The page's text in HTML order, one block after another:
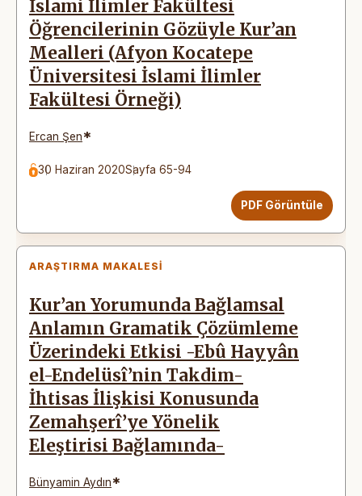
İslami İlimler Fakültesi
Öğrencilerinin Gözüyle Kur’an
Mealleri (Afyon Kocatepe
Üniversitesi İslami İlimler
Fakültesi Örneği)
Ercan Şen*
30 Haziran 2020Sayfa 65-94
PDF Görüntüle
ARAŞTIRMA MAKALESI
Kur’an Yorumunda Bağlamsal
Anlamın Gramatik Çözümleme
Üzerindeki Etkisi -Ebû Hayyân
el-Endelüsî’nin Takdim-
İhtisas İlişkisi Konusunda
Zemahşerî’ye Yönelik
Eleştirisi Bağlamında-
Bünyamin Aydın*